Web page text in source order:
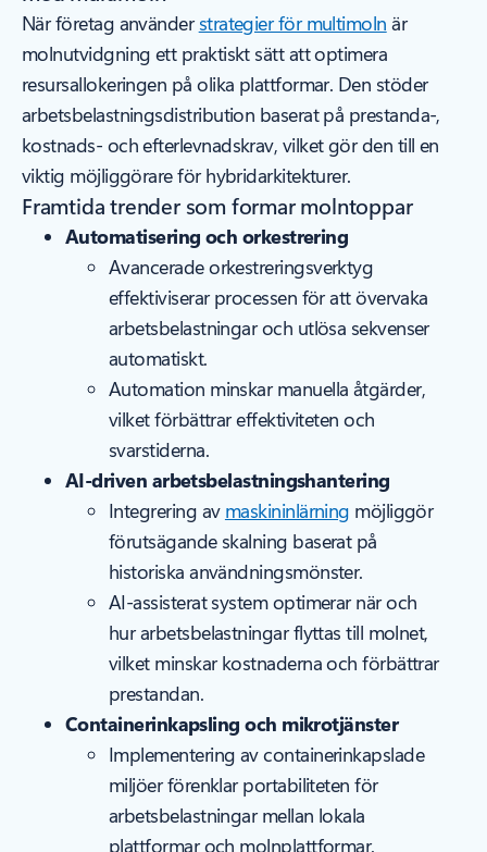
När företag använderstrategier för multimoln är
molnutvidgning ett praktiskt sätt att optimera
resursallokeringen på olika plattformar. Den stöder
arbetsbelastningsdistribution baserat på prestanda-,
kostnads- och efterlevnadskrav, vilket gör den till en
viktig möjliggörare för hybridarkitekturer.
Framtida trender som formar molntoppar
Automatisering och orkestrering
Avancerade orkestreringsverktyg
effektiviserar processen för att övervaka
arbetsbelastningar och utlösa sekvenser
automatiskt.
Automation minskar manuella åtgärder,
vilket förbättrar effektiviteten och
svarstiderna.
AI-driven arbetsbelastningshantering
Integrering av maskininlärning möjliggör
förutsägande skalning baserat på
historiska användningsmönster.
AI-assisterat system optimerar när och
hur arbetsbelastningar flyttas till molnet,
vilket minskar kostnaderna och förbättrar
prestandan.
Containerinkapsling och mikrotjänster
Implementering av containerinkapslade
miljöer förenklar portabiliteten för
arbetsbelastningar mellan lokala
plattformar och molnplattformar.